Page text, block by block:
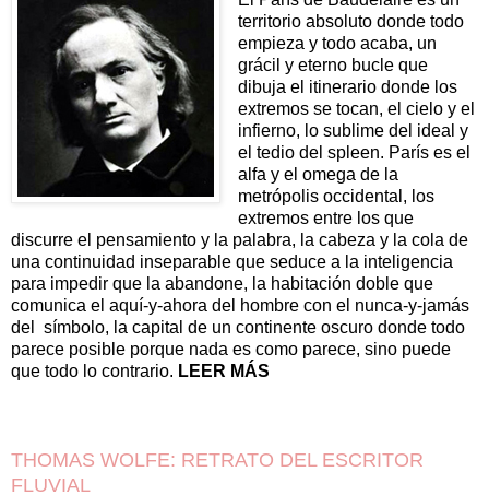
territorio absoluto donde todo
empieza y todo acaba, un
grácil y eterno bucle que
dibuja el itinerario donde los
extremos se tocan, el cielo y el
infierno, lo sublime del ideal y
el tedio del spleen. París es el
alfa y el omega de la
metrópolis occidental, los
extremos entre los que
discurre el pensamiento y la palabra, la cabeza y la cola de
una continuidad inseparable que seduce a la inteligencia
para impedir que la abandone, la habitación doble que
comunica el aquí-y-ahora del hombre con el nunca-y-jamás
del símbolo, la capital de un continente oscuro donde todo
parece posible porque nada es como parece, sino puede
que todo lo contrario. LEER MÁS
THOMAS WOLFE: RETRATO DEL ESCRITOR
FLUVIAL